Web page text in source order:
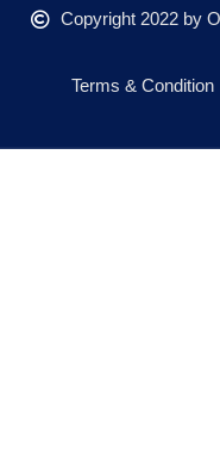
Copyright 2022 by
Terms & Condition